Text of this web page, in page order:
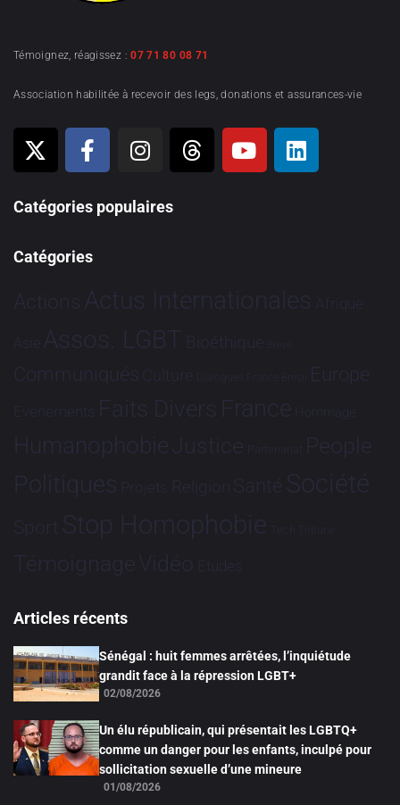
Témoignez, réagissez :07 71 80 08 71
Association habilitée à recevoir des legs, donations et assurances-vie
Catégories populaires
Catégories
Actions Actus Internationales Afrique
Asie Assos. LGBT Bioéthique Brève
Communiqués Culture Dialogues France-Brésil Europe
Evénements Faits Divers France Hommage
HumanophobieJustice Partenariat People
Politiques Projets Religion Santé Société
Sport Stop Homophobie Tech Tribune
TémoignageVidéo Études
Articles récents
Sénégal : huit femmes arrêtées, l’inquiétude
grandit face à la répression LGBT+
02/08/2026
Un élu républicain, qui présentait les LGBTQ+
comme un danger pour les enfants, inculpé pour
sollicitation sexuelle d’une mineure
01/08/2026